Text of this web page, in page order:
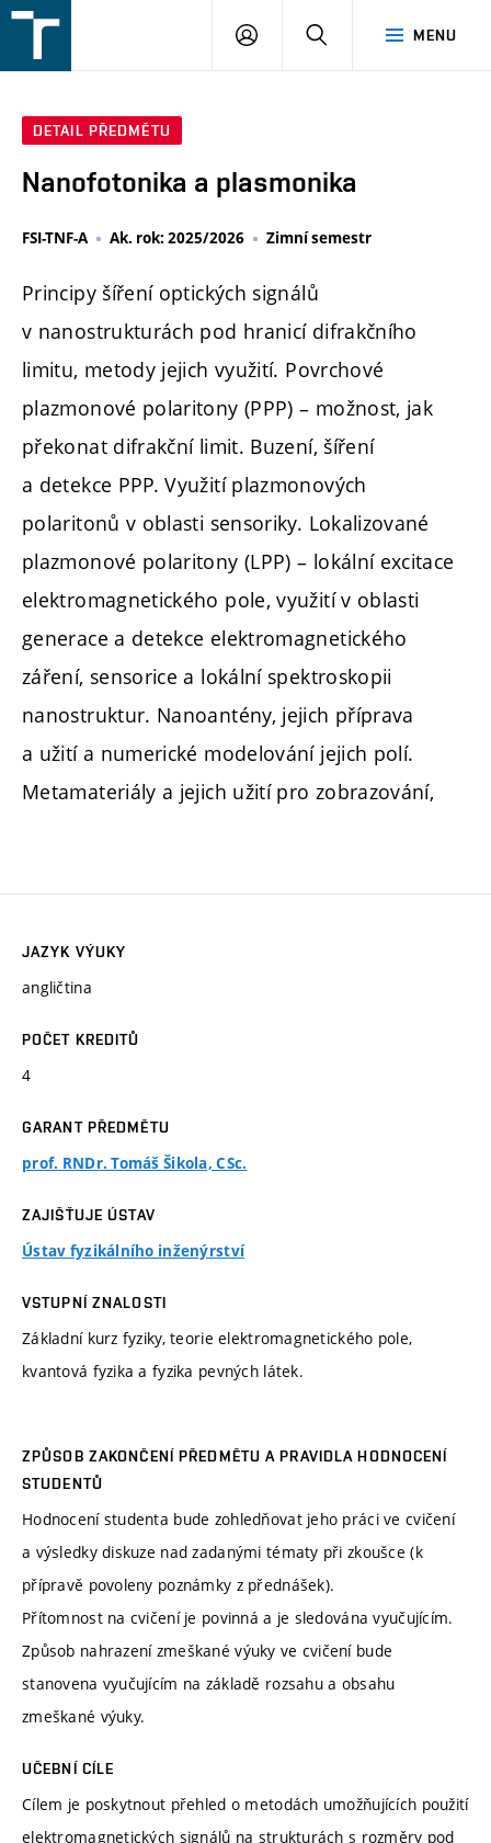
v
MENU
PŘIHLÁŠENÍ
DETAIL PŘEDMĚTU
Nanofotonika a plasmonika
FSI-TNF-A Ak. rok: 2025/2026 Zimní semestr
Principy šíření optických signálů
v nanostrukturách pod hranicí difrakčního
limitu, metody jejich využití. Povrchové
plazmonové polaritony (PPP) – možnost, jak
překonat difrakční limit. Buzení, šíření
a detekce PPP. Využití plazmonových
polaritonů v oblasti sensoriky. Lokalizované
plazmonové polaritony (LPP) – lokální excitace
elektromagnetického pole, využití v oblasti
generace a detekce elektromagnetického
záření, sensorice a lokální spektroskopii
nanostruktur. Nanoantény, jejich příprava
a užití a numerické modelování jejich polí.
Metamateriály a jejich užití pro zobrazování,
JAZYK VÝUKY
angličtina
POČET KREDITŮ
4
GARANT PŘEDMĚTU
prof. RNDr. Tomáš Šikola, CSc.
ZAJIŠŤUJE ÚSTAV
Ústav fyzikálního inženýrství
VSTUPNÍ ZNALOSTI
Základní kurz fyziky, teorie elektromagnetického pole,
kvantová fyzika a fyzika pevných látek.
ZPŮSOB ZAKONČENÍ PŘEDMĚTU A PRAVIDLA HODNOCENÍ
STUDENTŮ
Hodnocení studenta bude zohledňovat jeho práci ve cvičení
a výsledky diskuze nad zadanými tématy při zkoušce (k
přípravě povoleny poznámky z přednášek).
Přítomnost na cvičení je povinná a je sledována vyučujícím.
Způsob nahrazení zmeškané výuky ve cvičení bude
stanovena vyučujícím na základě rozsahu a obsahu
zmeškané výuky.
UČEBNÍ CÍLE
Cílem je poskytnout přehled o metodách umožňujících použití
elektromagnetických signálů na strukturách s rozměry pod